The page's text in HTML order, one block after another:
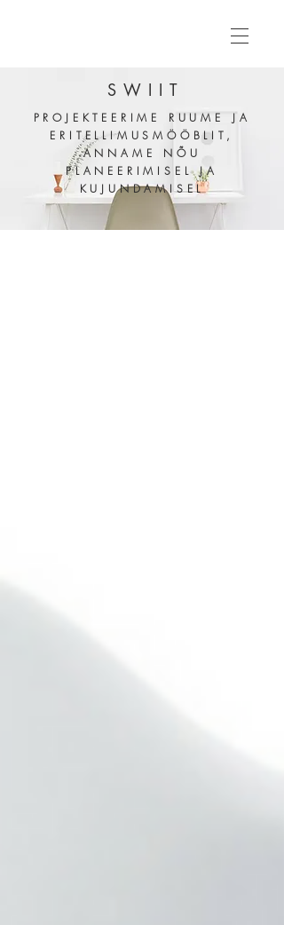
SWIIT
PROJEKTEERIME RUUME JA
ERITELLIMUSMÖÖBLIT,
ANNAME NÕU
PLANEERIMISEL JA
KUJUNDAMISEL